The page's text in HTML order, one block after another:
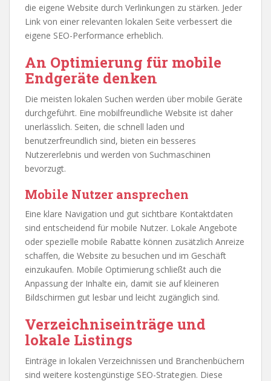
die eigene Website durch Verlinkungen zu stärken. Jeder
Link von einer relevanten lokalen Seite verbessert die
eigene SEO-Performance erheblich.
An Optimierung für mobile
Endgeräte denken
Die meisten lokalen Suchen werden über mobile Geräte
durchgeführt. Eine mobilfreundliche Website ist daher
unerlässlich. Seiten, die schnell laden und
benutzerfreundlich sind, bieten ein besseres
Nutzererlebnis und werden von Suchmaschinen
bevorzugt.
Mobile Nutzer ansprechen
Eine klare Navigation und gut sichtbare Kontaktdaten
sind entscheidend für mobile Nutzer. Lokale Angebote
oder spezielle mobile Rabatte können zusätzlich Anreize
schaffen, die Website zu besuchen und im Geschäft
einzukaufen. Mobile Optimierung schließt auch die
Anpassung der Inhalte ein, damit sie auf kleineren
Bildschirmen gut lesbar und leicht zugänglich sind.
Verzeichniseinträge und
lokale Listings
Einträge in lokalen Verzeichnissen und Branchenbüchern
sind weitere kostengünstige SEO-Strategien. Diese